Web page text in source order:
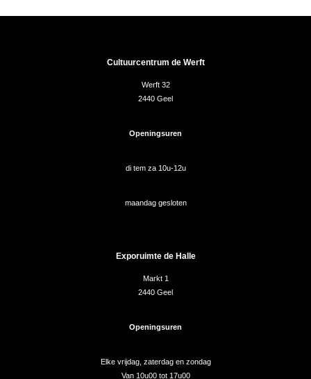
Cultuurcentrum de Werft
Werft 32
2440 Geel
Openingsuren
di tem za 10u-12u
maandag gesloten
Exporuimte de Halle
Markt 1
2440 Geel
Openingsuren
Elke vrijdag, zaterdag en zondag
Van 10u00 tot 17u00